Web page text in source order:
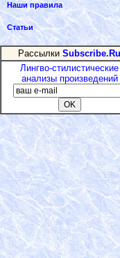
Наши правила
Статьи
Рассылки Subscribe.Ru
Лингво-стилистические
анализы произведений